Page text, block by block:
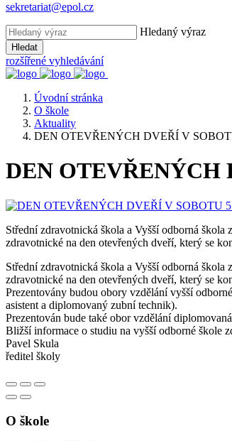
sekretariat@epol.cz
Hledaný výraz
Hledat
rozšířené vyhledávání
Úvodní stránka
O škole
Aktuality
DEN OTEVŘENÝCH DVEŘÍ V
DEN OTEVŘENÝCH
Střední zdravotnická škola a Vyšší odborná
zdravotnické na den otevřených dveří, který se
Střední zdravotnická škola a Vyšší odborná
zdravotnické na den otevřených dveří, který se
Prezentovány budou obory vzdělání vyšší
asistent a diplomovaný zubní technik).
Prezentován bude také obor vzdělání
Bližší informace o studiu na vyšší odborné škole
Pavel Skula
ředitel školy
O škole